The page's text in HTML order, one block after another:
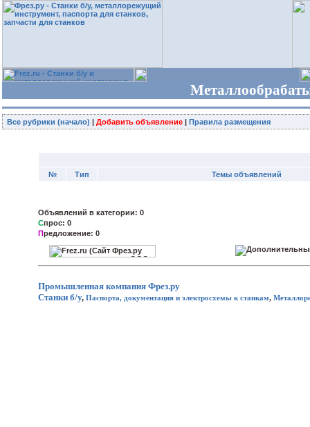
Все рубрики (начало) | Добавить объявление | Правила размещения
№ Тип Темы объявлений
Объявлений в категории: 0
Спрос: 0
Предложение: 0
Промышленная компания Фрез.ру
Станки б/у, Паспорта, документация и электросхемы к станкам,